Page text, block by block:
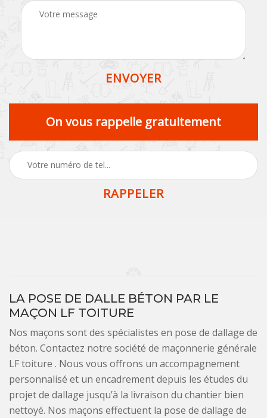
On vous rappelle gratuitement
LA POSE DE DALLE BÉTON PAR LE
MAÇON LF TOITURE
Nos maçons sont des spécialistes en pose de dallage de
béton. Contactez notre société de maçonnerie générale
LF toiture . Nous vous offrons un accompagnement
personnalisé et un encadrement depuis les études du
projet de dallage jusqu’à la livraison du chantier bien
nettoyé. Nos maçons effectuent la pose de dallage de